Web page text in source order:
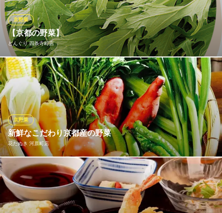
にご用意しています。日本の調味料を使ったお料理なので、日本
酒や焼酎との相性が抜群。ぜひお酒の肴としてもお楽しみくださ
い。
居酒屋 八朔
居酒屋と京風おばんざい
阪急京都線京都河原町駅 徒歩3分
京都府京都市中京区船屋町391-1
【京都の野菜】
どんぐり 四条寺町店
京野菜
どんぐりでは、積極的にお好み焼や鉄板焼に、京野菜（九条ね
ぎ、水菜、壬生菜、など）を使用しております。
どんぐり 四条寺町店
お好み焼・鉄板焼
ＪＲ京都駅北口 徒歩3分
京都府京都市下京区四条寺町西入奈良物町377-2 奈良物町ビル2F
新鮮なこだわり京都産の野菜
花たぬき 河原町店
京野菜
新鮮な京都産の野菜を中心に取り揃えています、
花たぬき 河原町店
お好み焼・鉄板焼